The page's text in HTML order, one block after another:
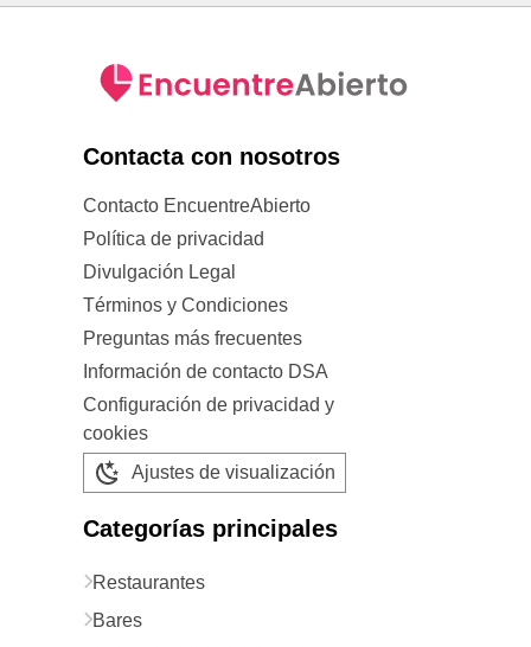
Contacta con nosotros
Contacto EncuentreAbierto
Política de privacidad
Divulgación Legal
Términos y Condiciones
Preguntas más frecuentes
Información de contacto DSA
Configuración de privacidad y
cookies
Ajustes de visualización
Categorías principales
Restaurantes
Bares